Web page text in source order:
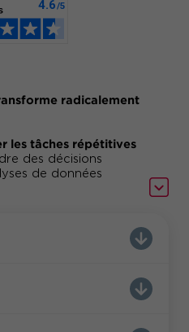
radicalement
les tâches répétitives
des décisions
de données
vous offre les clés
quotidien